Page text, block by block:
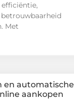
Met
en automatische
aankopen